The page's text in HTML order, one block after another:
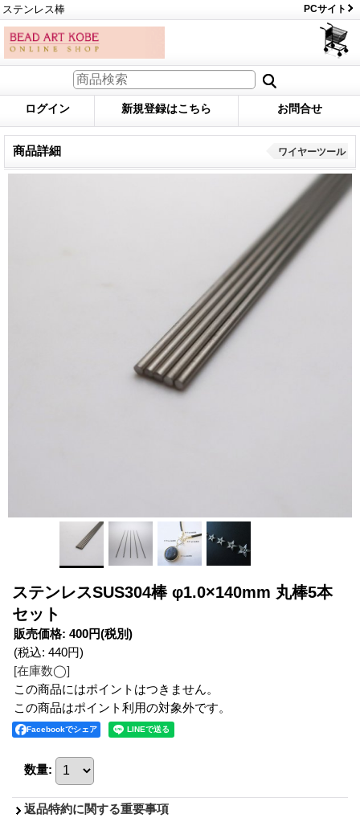
ステンレス棒 PCサイト
ログイン 新規登録はこちら お問合せ
商品詳細 ワイヤーツール
ステンレスSUS304棒 φ1.0×140mm 丸棒5本
セット
販売価格: 400円(税別)
(税込: 440円)
[在庫数◯]
この商品にはポイントはつきません。
この商品はポイント利用の対象外です。
Facebookでシェア
数量:
返品特約に関する重要事項